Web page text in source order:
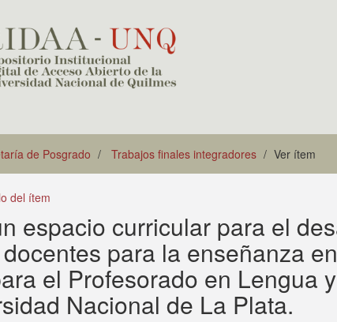
de Posgrado Trabajos finales integradores Ver ítem
del ítem
espacio curricular para el
para la enseñanza
el Profesorado en Lengua
Nacional de La Plata.